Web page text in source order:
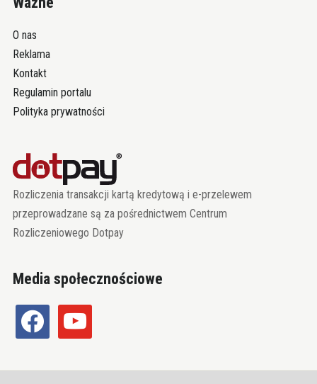
O nas
Reklama
Kontakt
Regulamin portalu
Polityka prywatności
Rozliczenia transakcji kartą kredytową i e-przelewem
przeprowadzane są za pośrednictwem Centrum
Rozliczeniowego Dotpay
Media społecznościowe
facebook youtube